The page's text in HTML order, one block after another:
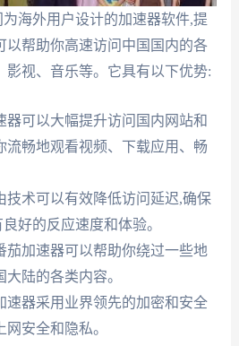
海外用户设计的加速器软件,提
以帮助你高速访问中国国内的各
影视、音乐等。它具有以下优势:
器可以大幅提升访问国内网站和
流畅地观看视频、下载应用、畅
技术可以有效降低访问延迟,确保
好的反应速度和体验。
茄加速器可以帮助你绕过一些地
陆的各类内容。
速器采用业界领先的加密和安全
安全和隐私。